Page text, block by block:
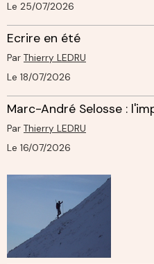
Le 25/07/2026
Ecrire en été
Par Thierry LEDRU
Le 18/07/2026
Marc-André Selosse :
Par Thierry LEDRU
Le 16/07/2026